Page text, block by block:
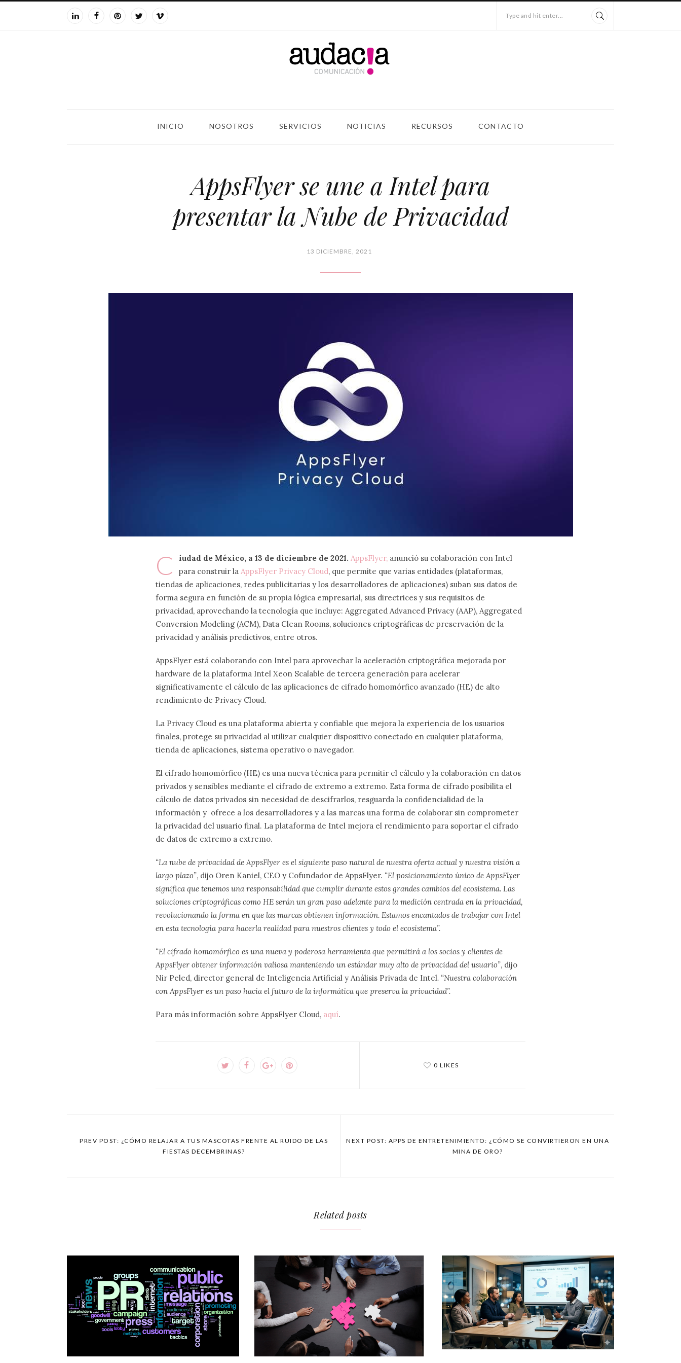
Type and hit enter...
INICIO NOSOTROS SERVICIOS NOTICIAS RECURSOS CONTACTO
AppsFlyer se une a Intel para
presentar la Nube de Privacidad
13 DICIEMBRE, 2021
C iudad de México, a 13 de diciembre de 2021. AppsFlyer, anunció su colaboración con Intel
para construir la AppsFlyer Privacy Cloud, que permite que varias entidades (plataformas,
tiendas de aplicaciones, redes publicitarias y los desarrolladores de aplicaciones) suban sus datos de
forma segura en función de su propia lógica empresarial, sus directrices y sus requisitos de
privacidad, aprovechando la tecnología que incluye: Aggregated Advanced Privacy (AAP), Aggregated
Conversion Modeling (ACM), Data Clean Rooms, soluciones criptográficas de preservación de la
privacidad y análisis predictivos, entre otros.
AppsFlyer está colaborando con Intel para aprovechar la aceleración criptográfica mejorada por
hardware de la plataforma Intel Xeon Scalable de tercera generación para acelerar
significativamente el cálculo de las aplicaciones de cifrado homomórfico avanzado (HE) de alto
rendimiento de Privacy Cloud.
La Privacy Cloud es una plataforma abierta y confiable que mejora la experiencia de los usuarios
finales, protege su privacidad al utilizar cualquier dispositivo conectado en cualquier plataforma,
tienda de aplicaciones, sistema operativo o navegador.
El cifrado homomórfico (HE) es una nueva técnica para permitir el cálculo y la colaboración en datos
privados y sensibles mediante el cifrado de extremo a extremo. Esta forma de cifrado posibilita el
cálculo de datos privados sin necesidad de descifrarlos, resguarda la confidencialidad de la
información y ofrece a los desarrolladores y a las marcas una forma de colaborar sin comprometer
la privacidad del usuario final. La plataforma de Intel mejora el rendimiento para soportar el cifrado
de datos de extremo a extremo.
“La nube de privacidad de AppsFlyer es el siguiente paso natural de nuestra oferta actual y nuestra visión a
largo plazo”, dijo Oren Kaniel, CEO y Cofundador de AppsFlyer. “El posicionamiento único de AppsFlyer
significa que tenemos una responsabilidad que cumplir durante estos grandes cambios del ecosistema. Las
soluciones criptográficas como HE serán un gran paso adelante para la medición centrada en la privacidad,
revolucionando la forma en que las marcas obtienen información. Estamos encantados de trabajar con Intel
en esta tecnología para hacerla realidad para nuestros clientes y todo el ecosistema”.
“El cifrado homomórfico es una nueva y poderosa herramienta que permitirá a los socios y clientes de
AppsFlyer obtener información valiosa manteniendo un estándar muy alto de privacidad del usuario”, dijo
Nir Peled, director general de Inteligencia Artificial y Análisis Privada de Intel. “Nuestra colaboración
con AppsFlyer es un paso hacia el futuro de la informática que preserva la privacidad”.
Para más información sobre AppsFlyer Cloud, aquí.
0 LIKES
PREV POST: ¿CÓMO RELAJAR A TUS MASCOTAS FRENTE AL RUIDO DE LAS
FIESTAS DECEMBRINAS?
NEXT POST: APPS DE ENTRETENIMIENTO: ¿CÓMO SE CONVIRTIERON EN UNA
MINA DE ORO?
Related posts